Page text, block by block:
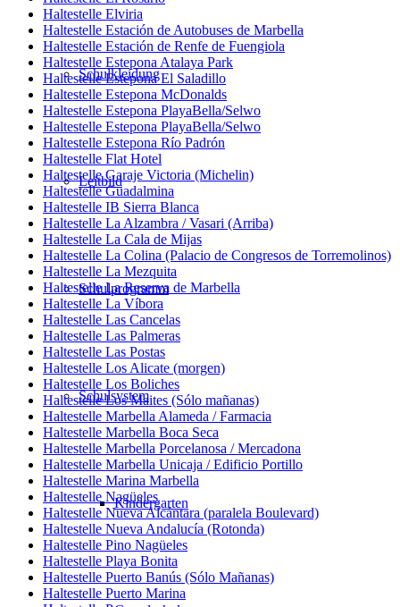
Schulkleidung
Leitbild
Schulprogramm
Schulsystem
Kindergarten
Haltestelle Elviria
Haltestelle Estación de Autobuses de Marbella
Haltestelle Estación de Renfe de Fuengiola
Haltestelle Estepona Atalaya Park
Haltestelle Estepona El Saladillo
Haltestelle Estepona McDonalds
Haltestelle Estepona PlayaBella/Selwo
Haltestelle Estepona PlayaBella/Selwo
Haltestelle Estepona Río Padrón
Haltestelle Flat Hotel
Haltestelle Garaje Victoria (Michelin)
Haltestelle Guadalmina
Haltestelle IB Sierra Blanca
Haltestelle La Alzambra / Vasari (Arriba)
Haltestelle La Cala de Mijas
Haltestelle La Colina (Palacio de Congresos de Torremolinos)
Haltestelle La Mezquita
Haltestelle La Reserva de Marbella
Haltestelle La Víbora
Haltestelle Las Cancelas
Haltestelle Las Palmeras
Haltestelle Las Postas
Haltestelle Los Alicate (morgen)
Haltestelle Los Boliches
Haltestelle Los Maites (Sólo mañanas)
Haltestelle Marbella Alameda / Farmacia
Haltestelle Marbella Boca Seca
Haltestelle Marbella Porcelanosa / Mercadona
Haltestelle Marbella Unicaja / Edificio Portillo
Haltestelle Marina Marbella
Haltestelle Nagüeles
Haltestelle Nueva Alcántara (paralela Boulevard)
Haltestelle Nueva Andalucía (Rotonda)
Haltestelle Pino Nagüeles
Haltestelle Playa Bonita
Haltestelle Puerto Banús (Sólo Mañanas)
Haltestelle Puerto Marina